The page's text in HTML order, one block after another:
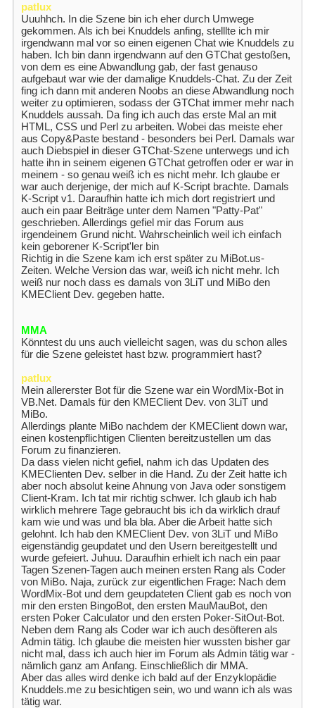
patlux
Uuuhhch. In die Szene bin ich eher durch Umwege
gekommen. Als ich bei Knuddels anfing, stelllte ich mir
irgendwann mal vor so einen eigenen Chat wie Knuddels zu
haben. Ich bin dann irgendwann auf den GTChat gestoßen,
von dem es eine Abwandlung gab, der fast genauso
aufgebaut war wie der damalige Knuddels-Chat. Zu der Zeit
fing ich dann mit anderen Noobs an diese Abwandlung noch
weiter zu optimieren, sodass der GTChat immer mehr nach
Knuddels aussah. Da fing ich auch das erste Mal an mit
HTML, CSS und Perl zu arbeiten. Wobei das meiste eher
aus Copy&Paste bestand - besonders bei Perl. Damals war
auch Diebspiel in dieser GTChat-Szene unterwegs und ich
hatte ihn in seinem eigenen GTChat getroffen oder er war in
meinem - so genau weiß ich es nicht mehr. Ich glaube er
war auch derjenige, der mich auf K-Script brachte. Damals
K-Script v1. Daraufhin hatte ich mich dort registriert und
auch ein paar Beiträge unter dem Namen "Patty-Pat"
geschrieben. Allerdings gefiel mir das Forum aus
irgendeinem Grund nicht. Wahrscheinlich weil ich einfach
kein geborener K-Script'ler bin
Richtig in die Szene kam ich erst später zu MiBot.us-
Zeiten. Welche Version das war, weiß ich nicht mehr. Ich
weiß nur noch dass es damals von 3LiT und MiBo den
KMEClient Dev. gegeben hatte.
MMA
Könntest du uns auch vielleicht sagen, was du schon alles
für die Szene geleistet hast bzw. programmiert hast?
patlux
Mein allererster Bot für die Szene war ein WordMix-Bot in
VB.Net. Damals für den KMEClient Dev. von 3LiT und
MiBo.
Allerdings plante MiBo nachdem der KMEClient down war,
einen kostenpflichtigen Clienten bereitzustellen um das
Forum zu finanzieren.
Da dass vielen nicht gefiel, nahm ich das Updaten des
KMEClienten Dev. selber in die Hand. Zu der Zeit hatte ich
aber noch absolut keine Ahnung von Java oder sonstigem
Client-Kram. Ich tat mir richtig schwer. Ich glaub ich hab
wirklich mehrere Tage gebraucht bis ich da wirklich drauf
kam wie und was und bla bla. Aber die Arbeit hatte sich
gelohnt. Ich hab den KMEClient Dev. von 3LiT und MiBo
eigenständig geupdatet und den Usern bereitgestellt und
wurde gefeiert. Juhuu. Daraufhin erhielt ich nach ein paar
Tagen Szenen-Tagen auch meinen ersten Rang als Coder
von MiBo. Naja, zurück zur eigentlichen Frage: Nach dem
WordMix-Bot und dem geupdateten Client gab es noch von
mir den ersten BingoBot, den ersten MauMauBot, den
ersten Poker Calculator und den ersten Poker-SitOut-Bot.
Neben dem Rang als Coder war ich auch desöfteren als
Admin tätig. Ich glaube die meisten hier wussten bisher gar
nicht mal, dass ich auch hier im Forum als Admin tätig war -
nämlich ganz am Anfang. Einschließlich dir MMA.
Aber das alles wird denke ich bald auf der Enzyklopädie
Knuddels.me zu besichtigen sein, wo und wann ich als was
tätig war.